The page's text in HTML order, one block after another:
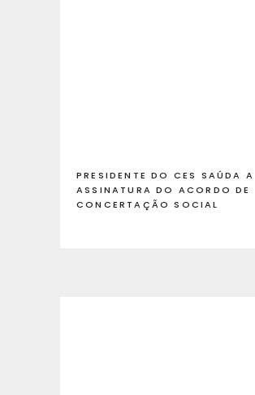
PRESIDENTE DO CES SAÚDA A
ASSINATURA DO ACORDO DE
CONCERTAÇÃO SOCIAL